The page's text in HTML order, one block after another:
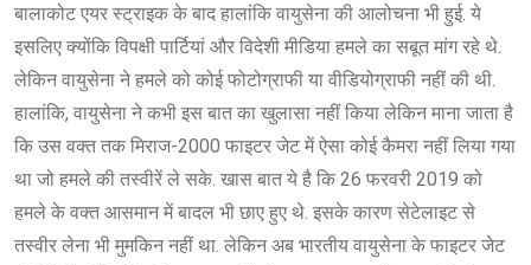
बालाकोट एयर स्ट्राइक के बाद हालांकि वायुसेना की आलोचना भी हुई. ये
इसलिए क्योंकि विपक्षी पार्टियां और विदेशी मीडिया हमले का सबूत मांग रहे थे.
लेकिन वायुसेना ने हमले को कोई फोटोग्राफी या वीडियोग्राफी नहीं की थी.
हालांकि, वायुसेना ने कभी इस बात का खुलासा नहीं किया लेकिन माना जाता है
कि उस वक्त तक मिराज-2000 फाइटर जेट में ऐसा कोई कैमरा नहीं लिया गया
था जो हमले की तस्वीरें ले सके. खास बात ये है कि 26 फरवरी 2019 को
हमले के वक्त आसमान में बादल भी छाए हुए थे. इसके कारण सेटेलाइट से
तस्वीर लेना भी मुमकिन नहीं था. लेकिन अब भारतीय वायुसेना के फाइटर जेट